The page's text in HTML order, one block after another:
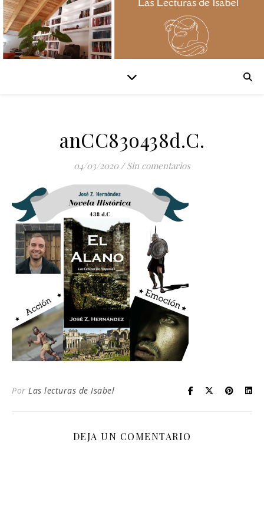
anCC83o438d.C.
04/03/2020 / Sin comentarios
Por Las lecturas de Isabel
DEJA UN COMENTARIO